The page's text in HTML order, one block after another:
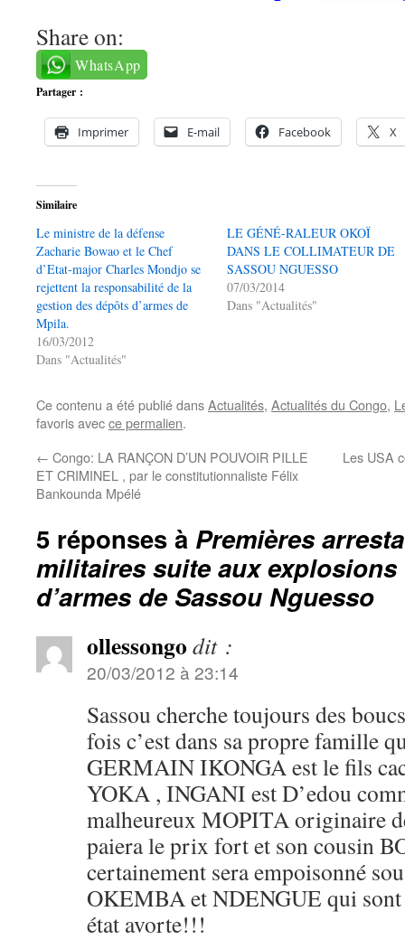
Share on:
WhatsApp
Partager :
Imprimer E-mail Facebook X
Similaire
Le ministre de la défense
Zacharie Bowao et le Chef
d’Etat-major Charles Mondjo se
rejettent la responsabilité de la
gestion des dépôts d’armes de
Mpila.
16/03/2012
Dans "Actualités"
LE GÉNÉ-RALEUR OKOÏ
DANS LE COLLIMATEUR DE
SASSOU NGUESSO
07/03/2014
Dans "Actualités"
Ce contenu a été publié dansActualités, Actualités du Congo,
favoris avecce permalien.
← Congo: LA RANÇON D’UN POUVOIR PILLE
ET CRIMINEL , par le constitutionnaliste Félix
Bankounda Mpélé
Les USA
5 réponses à Premières
militaires suite aux explosions
d’armes de Sassou Nguesso
ollessongo dit :
20/03/2012 à 23:14
Sassou cherche toujours des
fois c’est dans sa propre famille
GERMAIN IKONGA est le fils
YOKA , INGANI est D’edou
malheureux MOPITA originaire
paiera le prix fort et son cousin
certainement sera empoisonné
OKEMBA et NDENGUE qui sont
état avorte!!!